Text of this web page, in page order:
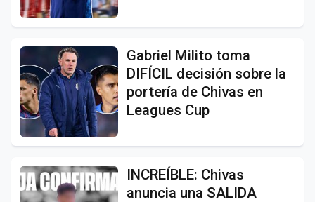
Gabriel Milito toma
DIFÍCIL decisión sobre la
portería de Chivas en
Leagues Cup
INCREÍBLE: Chivas
anuncia una SALIDA